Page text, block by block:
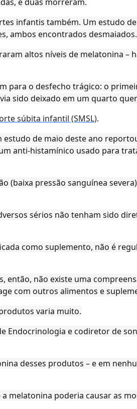
infantis também. Um estudo
ambos encontrados desmaiados.
altos níveis de melatonina –
para o desfecho trágico: o
sido deixado em um quarto
súbita infantil (SMSL).
de maio deste ano
anti-histamínico usado para
(baixa pressão sanguínea
sérios não tenham sido
como suplemento, não é
então, não existe uma
com outros alimentos e
varia muito.
Endocrinologia e codiretor de
desses produtos – e em
melatonina poderia causar as